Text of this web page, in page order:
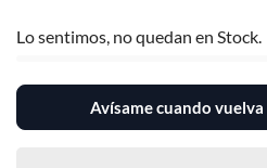
Lo sentimos, no quedan en Stock.
Avísame cuando